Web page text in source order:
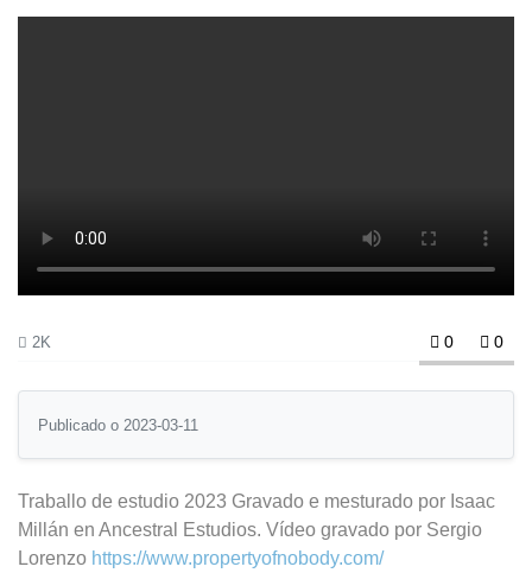
2K 0 0
Publicado o 2023-03-11
Traballo de estudio 2023 Gravado e mesturado por Isaac
Millán en Ancestral Estudios. Vídeo gravado por Sergio
Lorenzo https://www.propertyofnobody.com/